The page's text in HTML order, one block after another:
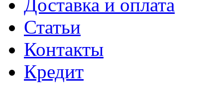
Доставка и оплата
Статьи
Контакты
Кредит